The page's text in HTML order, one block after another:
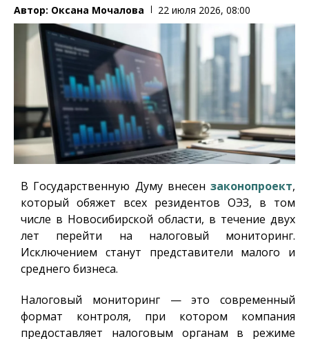
Автор: Оксана Мочалова 22 июля 2026, 08:00
В Государственную Думу внесен законопроект,
который обяжет всех резидентов ОЭЗ, в том
числе в Новосибирской области, в течение двух
лет перейти на налоговый мониторинг.
Исключением станут представители малого и
среднего бизнеса.
Налоговый мониторинг — это современный
формат контроля, при котором компания
предоставляет налоговым органам в режиме